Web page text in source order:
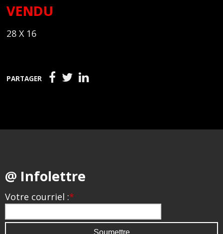
VENDU
28 X 16
PARTAGER
@ Infolettre
Votre courriel :*